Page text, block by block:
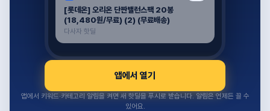
[롯데온] 오리온 단짠밸런스팩 20봉
(18,480원/무료) (2) (무료배송)
다사자 핫딜
앱에서 열기
앱에서 키워드·카테고리 알림을 켜면 새 핫딜을 푸시로 받습니다. 알림은 언제든 끌 수
있어요.